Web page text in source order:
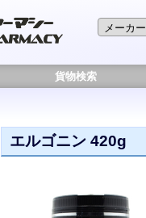
貨物検索
エルゴニン 420g